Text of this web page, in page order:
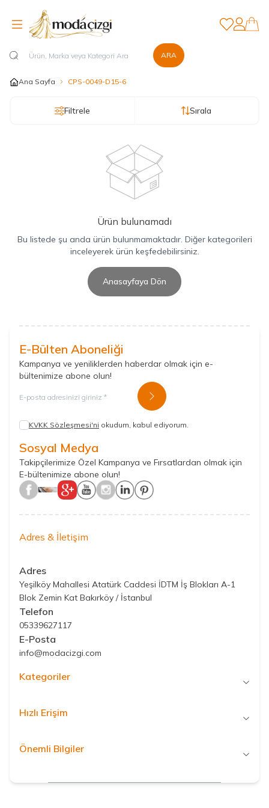
ARA
Hesabım
Favorilerim
Ana Sayfa CPS-0049-D15-6
Filtrele Sırala
Ürün bulunamadı
Bu listede şu anda ürün bulunmamaktadır. Diğer kategorileri
inceleyerek ürün keşfedebilirsiniz.
Anasayfaya Dön
E-Bülten Aboneliği
Kampanya ve yeniliklerden haberdar olmak için e-
bültenimize abone olun!
Kayıt Ol
KVKK Sözleşmesi'ni okudum, kabul ediyorum.
Sosyal Medya
Takipçilerimize Özel Kampanya ve Fırsatlardan olmak için
E-bültenimize abone olun!
Adres & İletişim
Adres
Yeşilköy Mahallesi Atatürk Caddesi İDTM İş Blokları A-1
Blok Zemin Kat Bakırköy / İstanbul
Telefon
05339627117
E-Posta
info@modacizgi.com
Kategoriler
Hızlı Erişim
Önemli Bilgiler